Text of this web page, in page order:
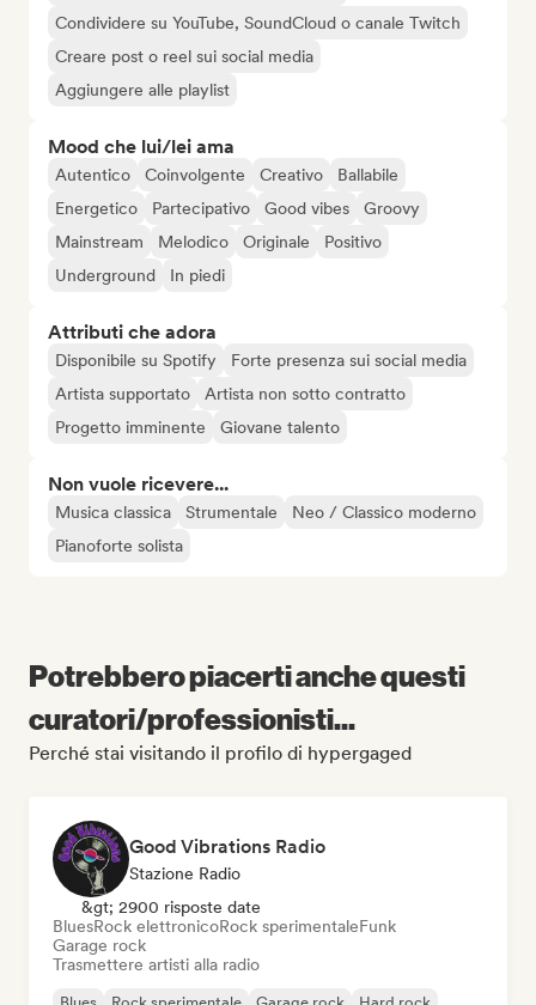
Condividere su YouTube, SoundCloud o canale Twitch
Creare post o reel sui social media
Aggiungere alle playlist
Mood che lui/lei ama
Autentico Coinvolgente Creativo
Ballabile
Energetico
Partecipativo Good vibes
Groovy
Mainstream
Melodico Originale
Positivo
Underground
In piedi
Attributi che adora
Disponibile su Spotify
Forte presenza sui social media
Artista supportato
Artista non sotto contratto
Progetto imminente
Giovane talento
Non vuole ricevere...
Musica classica Strumentale
Neo / Classico moderno
Pianoforte solista
Potrebbero piacerti anche questi
curatori/professionisti...
Perché stai visitando il profilo di hypergaged
Good Vibrations Radio
Stazione Radio
&gt; 2900 risposte date
BluesRock elettronicoRock sperimentaleFunk
Garage rock
Trasmettere artisti alla radio